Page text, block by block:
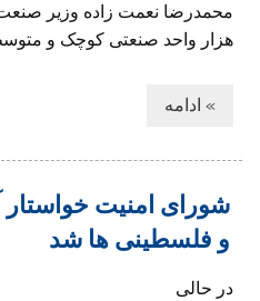
هزار واحد صنعتی کوچک و
» ادامه
شورای امنيت
و فلسطینی ها شد
در حالی